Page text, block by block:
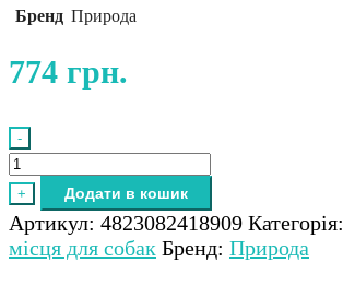
Бренд Природа
774 грн.
-
Будинок-
лежак
Природа
"Comfort"
3
+ Додати в кошик
Артикул: 4823082418909 Категорія:
місця для собак Бренд: Природа